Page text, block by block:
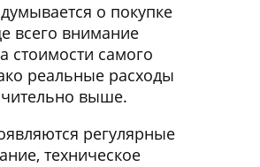
о покупке
всего внимание
стоимости самого
реальные расходы
выше.
регулярные
техническое